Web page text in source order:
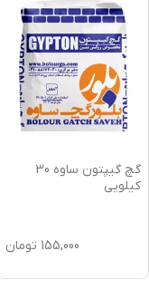
گچ گیپتون ساوه 30
کیلویی
155,000 تومان